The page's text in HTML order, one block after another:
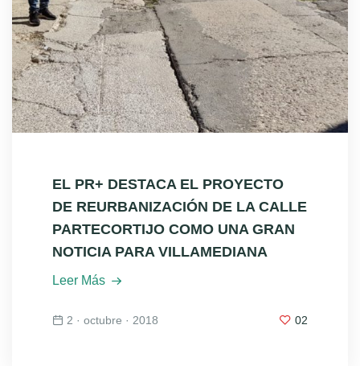
EL PR+ DESTACA EL PROYECTO
DE REURBANIZACIÓN DE LA CALLE
PARTECORTIJO COMO UNA GRAN
NOTICIA PARA VILLAMEDIANA
Leer Más
2 · octubre · 2018 02